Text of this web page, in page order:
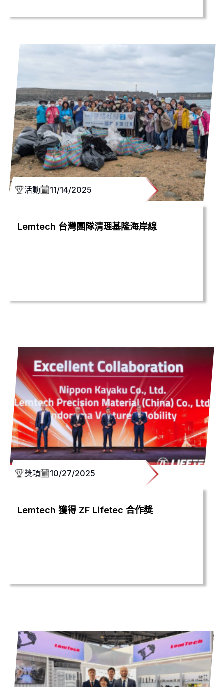
活動 11/14/2025
Lemtech 台灣團隊清理基隆海岸線
獎項 10/27/2025
Lemtech 獲得 ZF Lifetec 合作獎